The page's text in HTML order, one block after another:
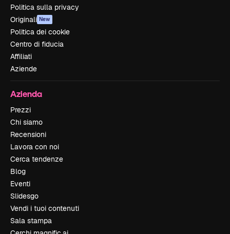
Politica sulla privacy
Originali New
Politica dei cookie
Centro di fiducia
Affiliati
Aziende
Azienda
Prezzi
Chi siamo
Recensioni
Lavora con noi
Cerca tendenze
Blog
Eventi
Slidesgo
Vendi i tuoi contenuti
Sala stampa